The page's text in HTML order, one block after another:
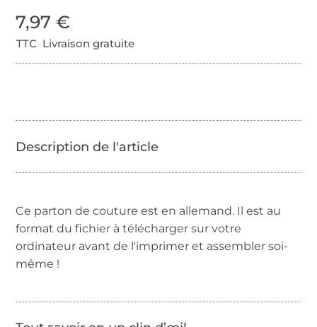
7,97 €
TTC Livraison gratuite
Ce parton de couture est en allemand. Il est au
format du fichier à télécharger sur votre
ordinateur avant de l'imprimer et assembler soi-
même !